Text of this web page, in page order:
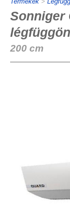
Sonniger
200 cm